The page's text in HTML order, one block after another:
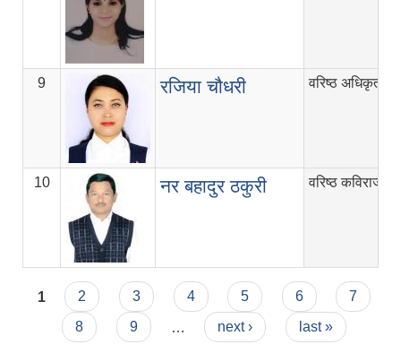
9 रजिया चौधरी वरिष्ठ अधिकृत
10 नर बहादुर ठकुरी वरिष्ठ कविराज
Pages
1 2 3 4 5 6
7
8
9 next › last »